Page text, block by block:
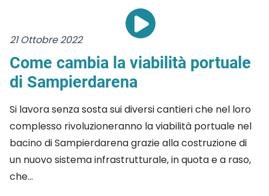
21 Ottobre 2022
Come cambia la viabilità portuale
di Sampierdarena
Si lavora senza sosta sui diversi cantieri che nel loro
complesso rivoluzioneranno la viabilità portuale nel
bacino di Sampierdarena grazie alla costruzione di
un nuovo sistema infrastrutturale, in quota e a raso,
che...